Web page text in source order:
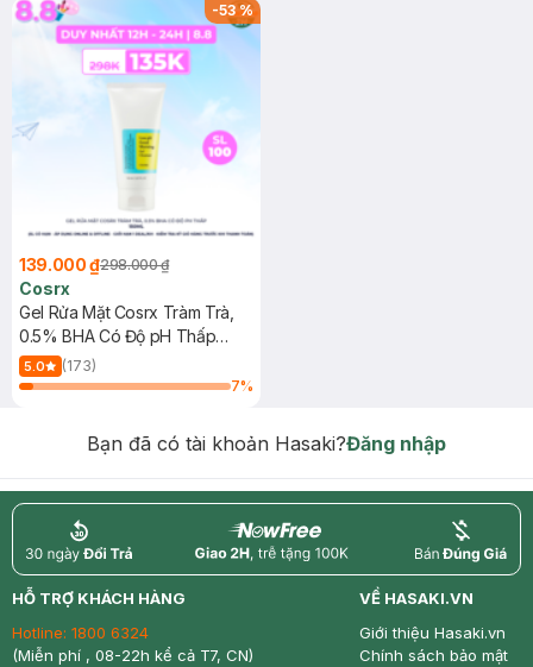
-53%
139.000 ₫298.000 ₫
Cosrx
Gel Rửa Mặt Cosrx Tràm Trà,
0.5% BHA Có Độ pH Thấp
150ml
5.0
(173)
7%
Bạn đã có tài khoản Hasaki?Đăng nhập
return nowfree price
HỖ TRỢ KHÁCH HÀNG
Hotline: 1800 6324
(Miễn phí , 08-22h kể cả T7, CN)
VỀ HASAKI.VN
Giới thiệu Hasaki.vn
Chính sách bảo mật